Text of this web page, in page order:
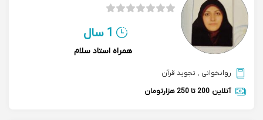
1 سال
همراه استاد سلام
روانخوانی , تجوید قرآن
آنلاین 200 تا 250 هزارتومان